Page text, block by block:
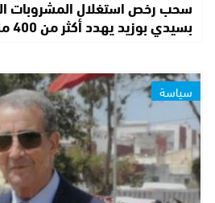
سحب رخص استغلال المشروبات
بسيدي بوزيد يهدد أكثر من 400 منصب شغل
سياسة